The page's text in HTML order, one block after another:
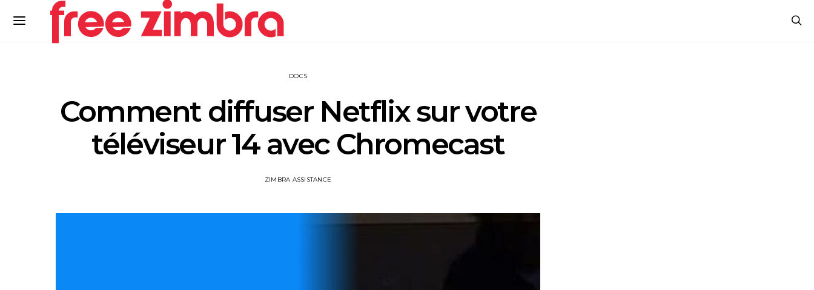
DOCS
Comment diffuser Netflix sur votre
téléviseur 14 avec Chromecast
ZIMBRA ASSISTANCE